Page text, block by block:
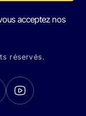
acceptez nos
réservés.